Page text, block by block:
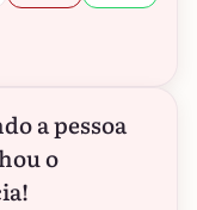
a pessoa
o